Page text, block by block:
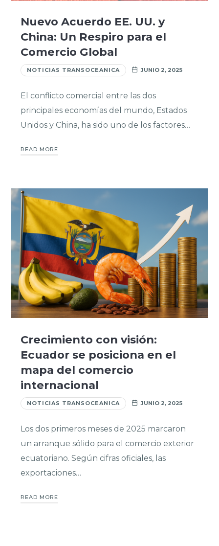
Nuevo Acuerdo EE. UU. y
China: Un Respiro para el
Comercio Global
NOTICIAS TRANSOCEANICA JUNIO 2, 2025
El conflicto comercial entre las dos
principales economías del mundo, Estados
Unidos y China, ha sido uno de los factores…
READ MORE
Crecimiento con visión:
Ecuador se posiciona en el
mapa del comercio
internacional
NOTICIAS TRANSOCEANICA JUNIO 2, 2025
Los dos primeros meses de 2025 marcaron
un arranque sólido para el comercio exterior
ecuatoriano. Según cifras oficiales, las
exportaciones…
READ MORE